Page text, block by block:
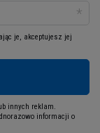
je, akceptujesz jej
innych reklam.
informacji o